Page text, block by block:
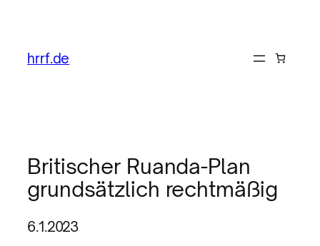
hrrf.de
Britischer Ruanda-Plan
grundsätzlich rechtmäßig
6.1.2023